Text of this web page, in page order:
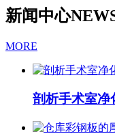
新闻中心
MORE
剖析手术室净